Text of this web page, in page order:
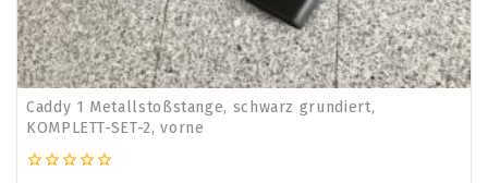
Caddy 1 Metallstoßstange, schwarz grundiert,
KOMPLETT-SET-2, vorne